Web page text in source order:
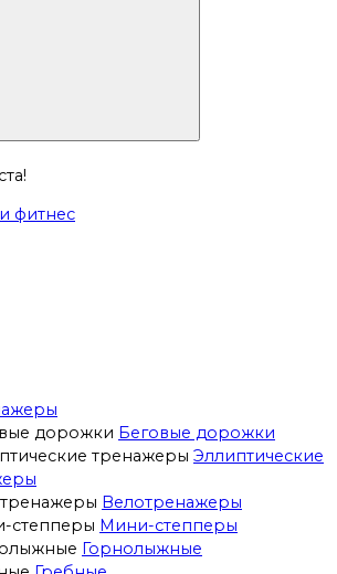
фитнес
Беговые дорожки
Эллиптические
Велотренажеры
Мини-степперы
Горнолыжные